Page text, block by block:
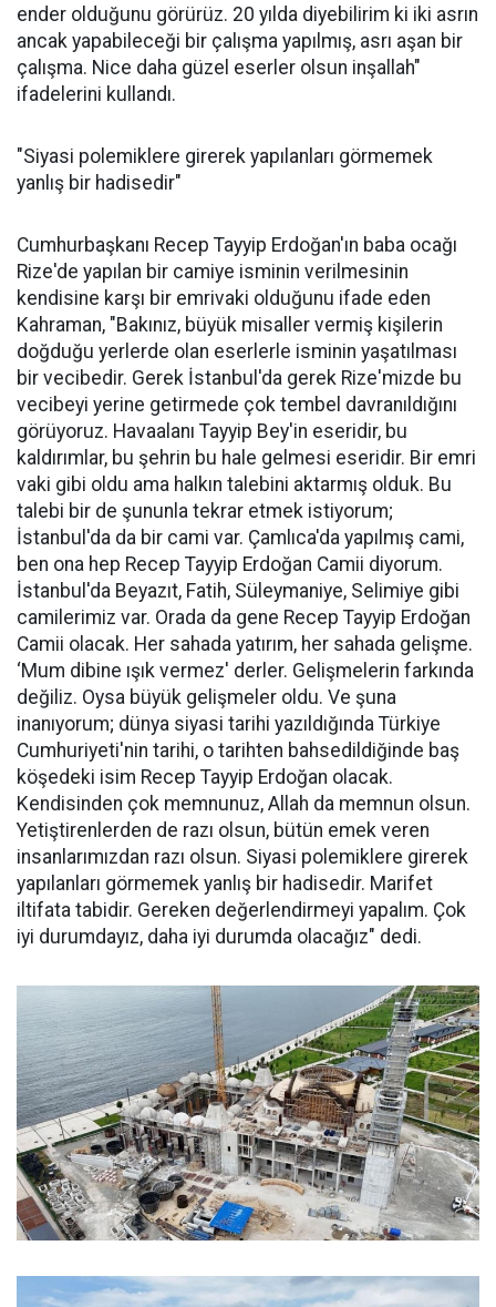
ender olduğunu görürüz. 20 yılda diyebilirim ki iki asrın
ancak yapabileceği bir çalışma yapılmış, asrı aşan bir
çalışma. Nice daha güzel eserler olsun inşallah"
ifadelerini kullandı.
"Siyasi polemiklere girerek yapılanları görmemek
yanlış bir hadisedir"
Cumhurbaşkanı Recep Tayyip Erdoğan'ın baba ocağı
Rize'de yapılan bir camiye isminin verilmesinin
kendisine karşı bir emrivaki olduğunu ifade eden
Kahraman, "Bakınız, büyük misaller vermiş kişilerin
doğduğu yerlerde olan eserlerle isminin yaşatılması
bir vecibedir. Gerek İstanbul'da gerek Rize'mizde bu
vecibeyi yerine getirmede çok tembel davranıldığını
görüyoruz. Havaalanı Tayyip Bey'in eseridir, bu
kaldırımlar, bu şehrin bu hale gelmesi eseridir. Bir emri
vaki gibi oldu ama halkın talebini aktarmış olduk. Bu
talebi bir de şununla tekrar etmek istiyorum;
İstanbul'da da bir cami var. Çamlıca'da yapılmış cami,
ben ona hep Recep Tayyip Erdoğan Camii diyorum.
İstanbul'da Beyazıt, Fatih, Süleymaniye, Selimiye gibi
camilerimiz var. Orada da gene Recep Tayyip Erdoğan
Camii olacak. Her sahada yatırım, her sahada gelişme.
‘Mum dibine ışık vermez' derler. Gelişmelerin farkında
değiliz. Oysa büyük gelişmeler oldu. Ve şuna
inanıyorum; dünya siyasi tarihi yazıldığında Türkiye
Cumhuriyeti'nin tarihi, o tarihten bahsedildiğinde baş
köşedeki isim Recep Tayyip Erdoğan olacak.
Kendisinden çok memnunuz, Allah da memnun olsun.
Yetiştirenlerden de razı olsun, bütün emek veren
insanlarımızdan razı olsun. Siyasi polemiklere girerek
yapılanları görmemek yanlış bir hadisedir. Marifet
iltifata tabidir. Gereken değerlendirmeyi yapalım. Çok
iyi durumdayız, daha iyi durumda olacağız" dedi.